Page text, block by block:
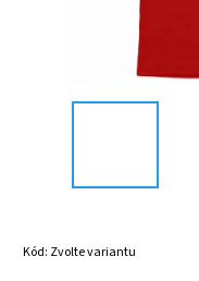
Kód: Zvolte variantu